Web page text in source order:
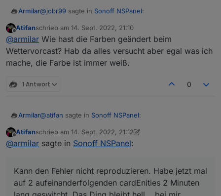
Armilar@jobr99 sagte in Sonoff NSPanel:
@armilar Der timeout bzw. das Event davon
kommt ja von der Firmware, da kannst du im
Backend nicht viel dran machen, allerdings sollte
der counter für den timeout bei einem touch
Sehe mir grad die Farben an... sehr nice
Offline
Atifanschrieb am 14. Sept. 2022, 21:10
zuletzt editiert von
@armilar Wie hast die Farben geändert beim
Wettervorcast? Hab da alles versucht aber egal was ich
mache, die Farbe ist immer weiß.
1 Antwort 0
Armilar@atifan sagte in Sonoff NSPanel:
@jobr99Also ich benutze bisher nur den Typ
passiert.
Sobald ich das Display aus dem "Standby"
auf 2 aufeinanderfolgenden cardEnities 2 Minuten lang
geswitcht. Das Ding bleibt hell... bei mir
Offline
Atifanschrieb am 14. Sept. 2022, 21:12
zuletzt editiert von Atifan
@armilar sagte in Sonoff NSPanel:
Kann den Fehler nicht reproduzieren. Habe jetzt mal
auf 2 aufeinanderfolgenden cardEnities 2 Minuten